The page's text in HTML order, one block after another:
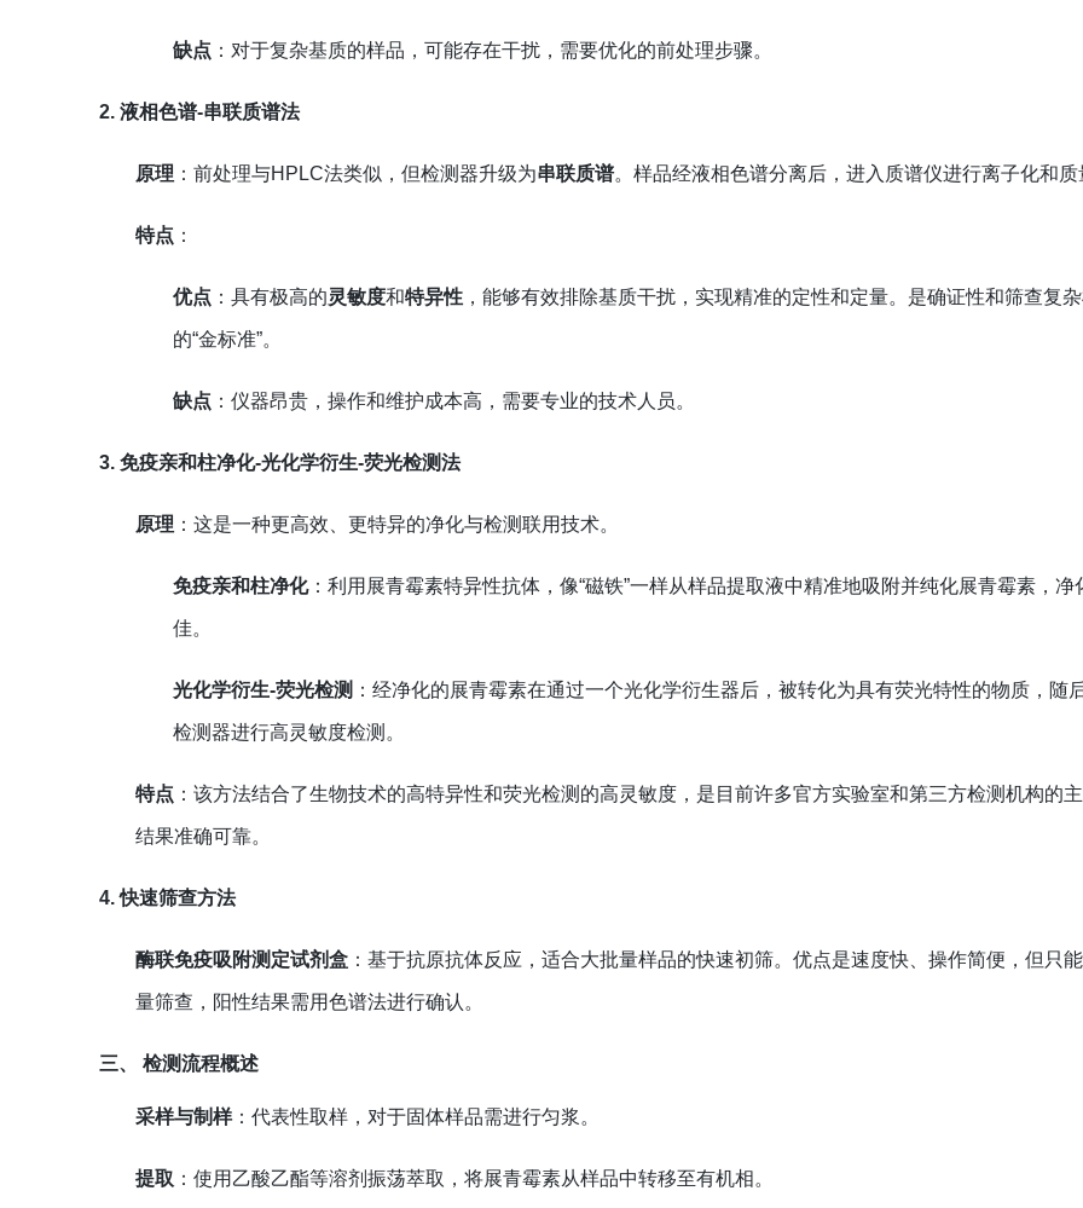
缺点 ：对于复杂基质的样品，可能存在干扰，需要优化的前处理步骤。
2. 液相色谱-串联质谱法
原理 ：前处理与HPLC法类似，但检测器升级为串联质谱。样品经液相色谱分离后，进入质谱仪进行离子化和质
特点 ：
优点 ：具有极高的灵敏度和特异性，能够有效排除基质干扰，实现精准的定性和定量。是确证性和筛查复
的“金标准”。
缺点 ：仪器昂贵，操作和维护成本高，需要专业的技术人员。
3. 免疫亲和柱净化-光化学衍生-荧光检测法
原理 ：这是一种更高效、更特异的净化与检测联用技术。
免疫亲和柱净化：利用展青霉素特异性抗体，像“磁铁”一样从样品提取液中精准地吸附并纯化展青霉素，净
佳。
光化学衍生-荧光检测 ：经净化的展青霉素在通过一个光化学衍生器后，被转化为具有荧光特性的物质，随
检测器进行高灵敏度检测。
特点 ：该方法结合了生物技术的高特异性和荧光检测的高灵敏度，是目前许多官方实验室和第三方检测机构的主
结果准确可靠。
4. 快速筛查方法
酶联免疫吸附测定试剂盒 ：基于抗原抗体反应，适合大批量样品的快速初筛。优点是速度快、操作简便，但只
量筛查，阳性结果需用色谱法进行确认。
三、 检测流程概述
采样与制样：代表性取样，对于固体样品需进行匀浆。
提取 ：使用乙酸乙酯等溶剂振荡萃取，将展青霉素从样品中转移至有机相。